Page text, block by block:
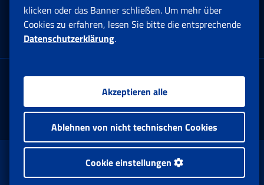
Cookie einstellungen
Multikanal-Contact Center
Firmensitz:
Via Ciro il Grande, 21
00144 Roma
www.inps.gov.it © 1997-2025
Istituto Nazionale Previdenza Sociale.
klicken oder das Banner schließen. Um mehr über
Cookies zu erfahren, lesen Sie bitte die entsprechende
Datenschutzerklärung.
Akzeptieren alle
Ablehnen von nicht technischen Cookies
Cookie einstellungen